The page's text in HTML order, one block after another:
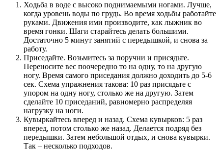
Ходьба в воде с высоко поднимаемыми ногами. Лучше,
когда уровень воды по грудь. Во время ходьбы работайте
руками. Движения ими производите, как лыжник во
время гонки. Шаги старайтесь делать большими.
Достаточно 5 минут занятий с передышкой, и снова за
работу.
Приседайте. Возьмитесь за поручни и присядьте.
Переносите вес поочередно то на одну, то на другую
ногу. Время самого приседания должно доходить до 5-6
сек. Схема упражнения такова: 10 раз присядьте с
упором на одну ногу, столько же на другую. Затем
сделайте 10 приседаний, равномерно распределяя
нагрузку на ноги.
Кувыркайтесь вперед и назад. Схема кувырков: 5 раз
вперед, потом столько же назад. Делается подряд без
передышки. Затем небольшой отдых, и снова кувырки.
Так – несколько подходов.